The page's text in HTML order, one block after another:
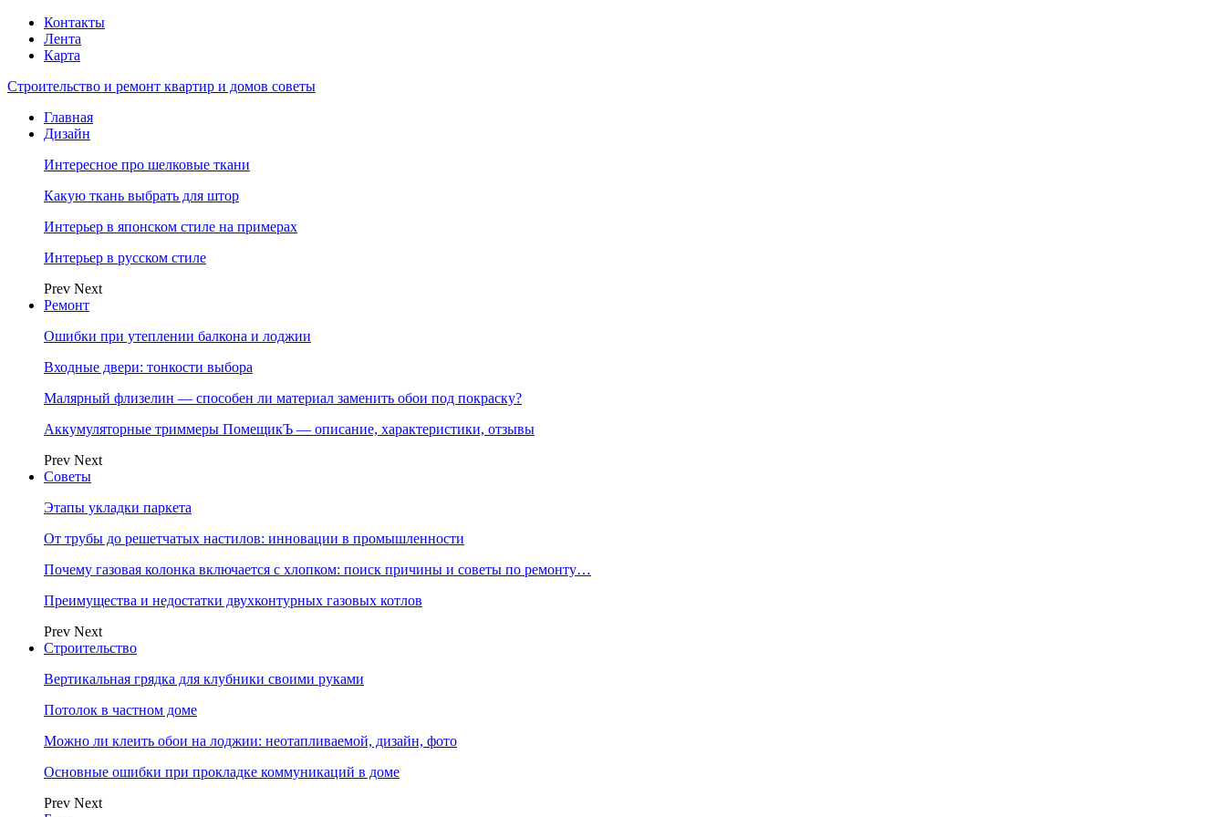
Контакты
Лента
Карта
Строительство и ремонт квартир и домов советы
Главная
Дизайн
Интересное про шелковые ткани
Какую ткань выбрать для штор
Интерьер в японском стиле на примерах
Интерьер в русском стиле
Prev Next
Ремонт
Ошибки при утеплении балкона и лоджии
Входные двери: тонкости выбора
Малярный флизелин — способен ли материал заменить обои под покраску?
Аккумуляторные триммеры ПомещикЪ — описание, характеристики, отзывы
Prev Next
Советы
Этапы укладки паркета
От трубы до решетчатых настилов: инновации в промышленности
Почему газовая колонка включается с хлопком: поиск причины и советы по ремонту…
Преимущества и недостатки двухконтурных газовых котлов
Prev Next
Строительство
Вертикальная грядка для клубники своими руками
Потолок в частном доме
Можно ли клеить обои на лоджии: неотапливаемой, дизайн, фото
Основные ошибки при прокладке коммуникаций в доме
Prev Next